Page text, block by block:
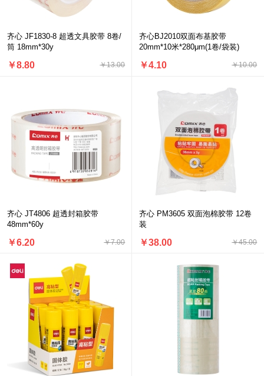
齐心 JF1830-8 超透文具胶带 8卷/
筒 18mm*30y
￥13.00
￥8.80
齐心BJ2010双面布基胶带
20mm*10米*280μm(1卷/袋装)
￥10.00
￥4.10
齐心 JT4806 超透封箱胶带
48mm*60y
￥7.00
￥6.20
齐心 PM3605 双面泡棉胶带 12卷
装
￥45.00
￥38.00